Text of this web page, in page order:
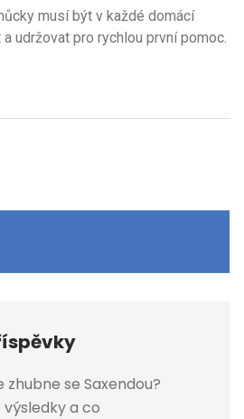
musí být v každé domácí
udržovat pro rychlou první pomoc.
zhubne se Saxendou?
výsledky a co